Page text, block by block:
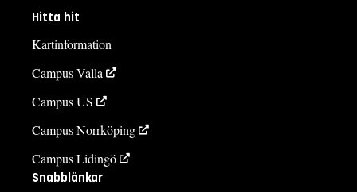
Hitta hit
Kartinformation
Campus Valla
Campus US
Campus Norrköping
Campus Lidingö
Snabblänkar